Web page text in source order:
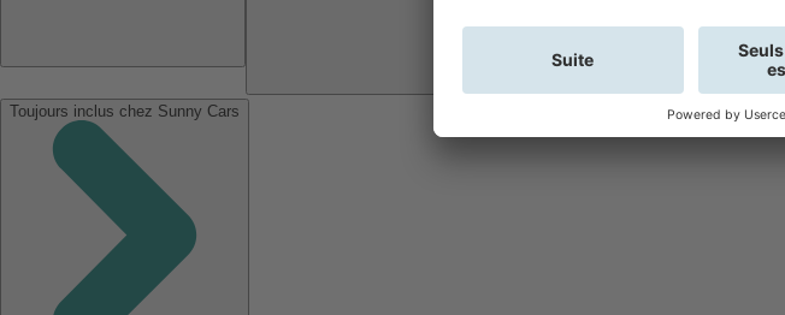
Toujours inclus chez Sunny Cars